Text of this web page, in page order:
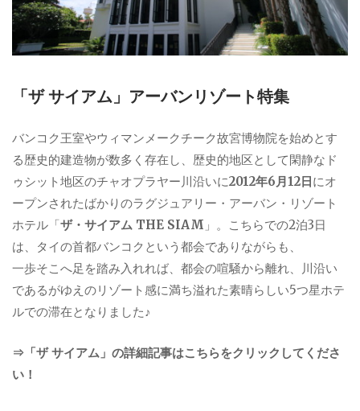
「ザ サイアム」アーバンリゾート特集
バンコク王室やウィマンメークチーク故宮博物院を始めとす
る歴史的建造物が数多く存在し、歴史的地区として閑静なド
ゥシット地区のチャオプラヤー川沿いに2012年6月12日にオ
ープンされたばかりのラグジュアリー・アーバン・リゾート
ホテル「ザ・サイアム THE SIAM 」。こちらでの2泊3日
は、タイの首都バンコクという都会でありながらも、
一歩そこへ足を踏み入れれば、都会の喧騒から離れ、川沿い
であるがゆえのリゾート感に満ち溢れた素晴らしい5つ星ホテ
ルでの滞在となりました♪
⇒「ザ サイアム」の詳細記事はこちらをクリックしてくださ
い！